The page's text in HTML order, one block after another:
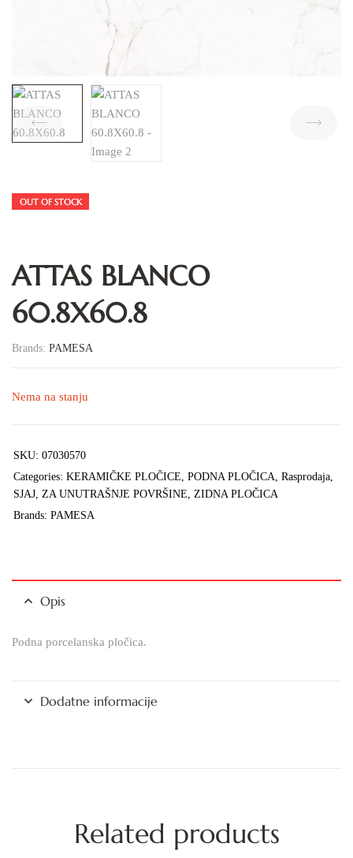
OUT OF STOCK
ATTAS BLANCO
60.8X60.8
Brands: PAMESA
Nema na stanju
SKU: 07030570
Categories: KERAMIČKE PLOČICE PODNA PLOČICA Rasprodaja
SJAJ ZA UNUTRAŠNJE POVRŠINE
ZIDNA PLOČICA
Brands: PAMESA
Opis
Podna porcelanska pločica.
Dodatne informacije
Related products